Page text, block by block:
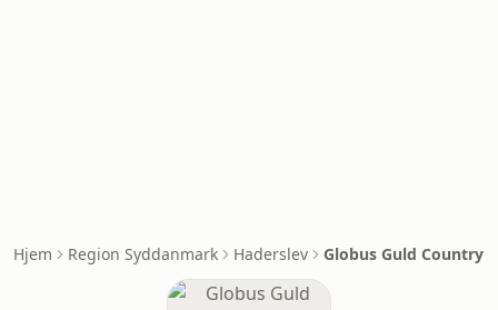
Hjem Region Syddanmark Haderslev Globus Guld Country